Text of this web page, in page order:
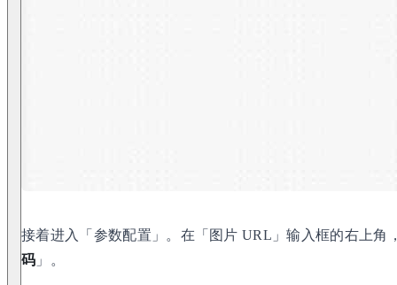
接着进入「参数配置」。在「图片 URL」输入框的右上角
码 」。